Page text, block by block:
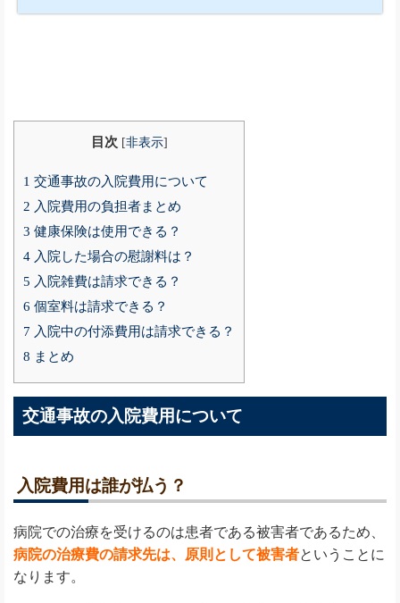
目次 [非表示]
1 交通事故の入院費用について
2 入院費用の負担者まとめ
3 健康保険は使用できる？
4 入院した場合の慰謝料は？
5 入院雑費は請求できる？
6 個室料は請求できる？
7 入院中の付添費用は請求できる？
8 まとめ
交通事故の入院費用について
入院費用は誰が払う？
病院での治療を受けるのは患者である被害者であるため、
病院の治療費の請求先は、原則として被害者ということに
なります。